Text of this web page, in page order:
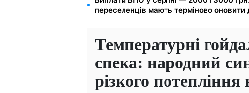
переселенців мають терміново оновити
Температурні
спека: народний
різкого потепління